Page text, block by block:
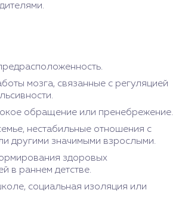
мозга, связанные с регуляцией
обращение или пренебрежение.
нестабильные отношения с
другими значимыми взрослыми.
здоровых
в раннем детстве.
социальная изоляция или